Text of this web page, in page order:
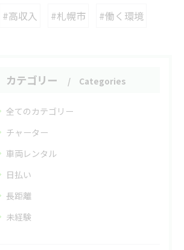
#高収入 #札幌市 #働く環境
カテゴリー Categories
全てのカテゴリー
チャーター
車両レンタル
日払い
長距離
未経験